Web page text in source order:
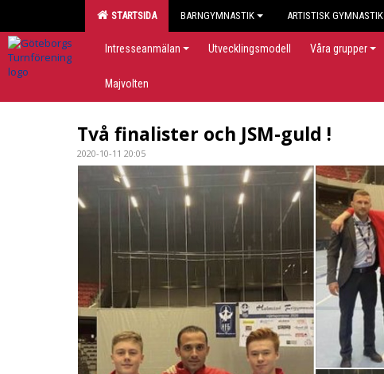
STARTSIDA BARNGYMNASTIK ARTISTISK GYMNASTIK
Intresseanmälan Utvecklingsmodell Våra grupper
Majvolten
Två finalister och JSM-guld !
2020-10-11 20:05